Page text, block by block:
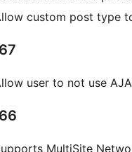
custom post type
user to not use
MultiSite